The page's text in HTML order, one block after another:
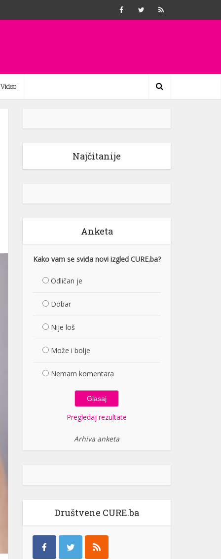
Video
Najčitanije
Anketa
Kako vam se sviđa novi izgled CURE.ba?
Odličan je
Dobar
Nije loš
Može i bolje
Nemam komentara
Pregledaj rezultate
Arhiva anketa
Društvene CURE.ba